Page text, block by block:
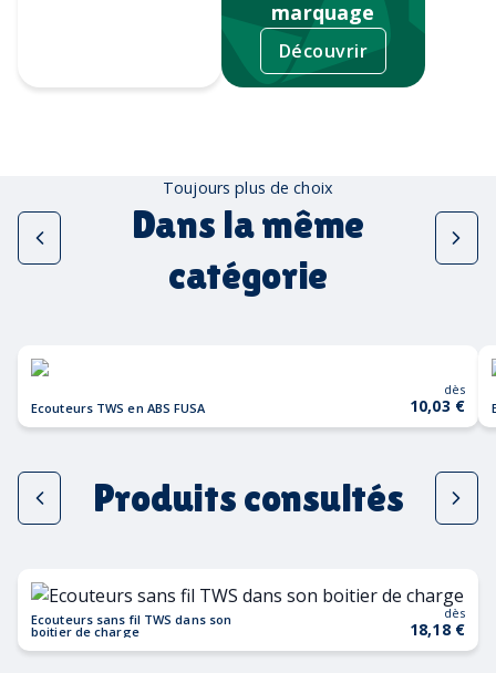
marquage
Découvrir
Toujours plus de choix
Dans la même
catégorie
Ecouteurs TWS en ABS FUSA
dès
10,03 €
Produits consultés
Ecouteurs sans fil TWS dans son
boitier de charge
dès
18,18 €